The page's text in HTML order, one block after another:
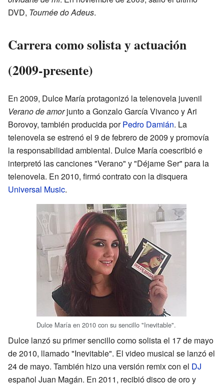
DVD, Tournée do Adeus.
Carrera como solista y actuación
(2009-presente)
En 2009, Dulce María protagonizó la telenovela juvenil
Verano de amorjunto a Gonzalo García Vivanco y Ari
Borovoy, también producida porPedro Damián. La
telenovela se estrenó el 9 de febrero de 2009 y promovía
la responsabilidad ambiental. Dulce María coescribió e
interpretó las canciones "Verano" y "Déjame Ser" para la
telenovela. En 2010, firmó contrato con la disquera
Universal Music.
Dulce María en 2010 con su sencillo "Inevitable".
Dulce lanzó su primer sencillo como solista el 17 de mayo
de 2010, llamado "Inevitable". El video musical se lanzó el
24 de mayo. También hizo una versión remix con el DJ
español Juan Magán. En 2011, recibió disco de oro y